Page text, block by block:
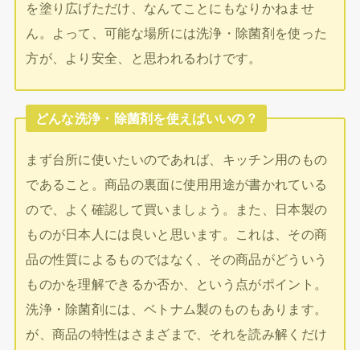
を塗り広げただけ、なんてことにもなりかねませ
ん。よって、可能な場所には洗浄・除菌剤を使った
方が、より安全、と思われるわけです。
どんな洗浄・除菌剤を使えばいいの？
まず台所に使いたいのであれば、キッチン用のもの
であること。商品の裏面に使用用途が書かれている
ので、よく確認して買いましょう。また、日本製の
ものが日本人には良いと思います。これは、その商
品の性質によるものではなく、その商品がどういう
ものかを理解できるか否か、という点がポイント。
洗浄・除菌剤には、ベトナム製のものもあります。
が、商品の特性はさまざまで、それを読み解くだけ